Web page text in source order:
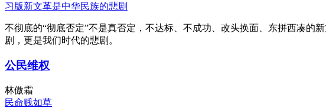
习版新文革是中华民族的悲剧
不彻底的“彻底否定”不是真否定，不达标、不成功、改头换面、东拼西凑的
剧，更是我们时代的悲剧。
公民维权
林傲霜
民命贱如草